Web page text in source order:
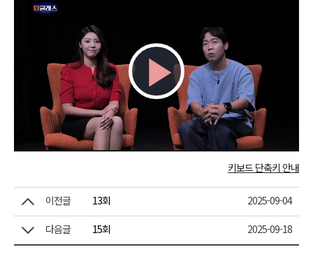
Play
Video키보드 단축키 안내
이전글 13회 2025-09-04
다음글 15회 2025-09-18